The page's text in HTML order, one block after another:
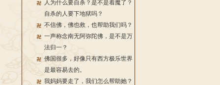
人为什么要自杀？是不是着魔了？
自杀的人要下地狱吗？
不信佛，佛也救，也帮助我们吗？
一声称念南无阿弥陀佛，是不是万
法归一？
佛国很多，好像只有西方极乐世界
是最容易去的。
我妈妈要走了，我们怎么帮助她？